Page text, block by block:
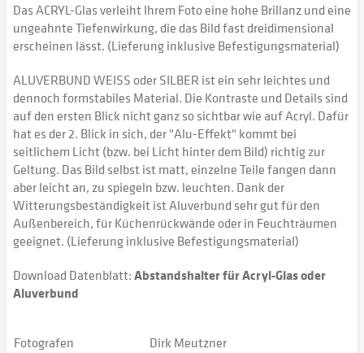
Das ACRYL-Glas verleiht Ihrem Foto eine hohe Brillanz und eine
ungeahnte Tiefenwirkung, die das Bild fast dreidimensional
erscheinen lässt. (Lieferung inklusive Befestigungsmaterial)
ALUVERBUND WEISS oder SILBER ist ein sehr leichtes und
dennoch formstabiles Material. Die Kontraste und Details sind
auf den ersten Blick nicht ganz so sichtbar wie auf Acryl. Dafür
hat es der 2. Blick in sich, der "Alu-Effekt" kommt bei
seitlichem Licht (bzw. bei Licht hinter dem Bild) richtig zur
Geltung. Das Bild selbst ist matt, einzelne Teile fangen dann
aber leicht an, zu spiegeln bzw. leuchten. Dank der
Witterungsbeständigkeit ist Aluverbund sehr gut für den
Außenbereich, für Küchenrückwände oder in Feuchträumen
geeignet. (Lieferung inklusive Befestigungsmaterial)
Download Datenblatt:Abstandshalter für Acryl-Glas oder
Aluverbund
Fotografen Dirk Meutzner